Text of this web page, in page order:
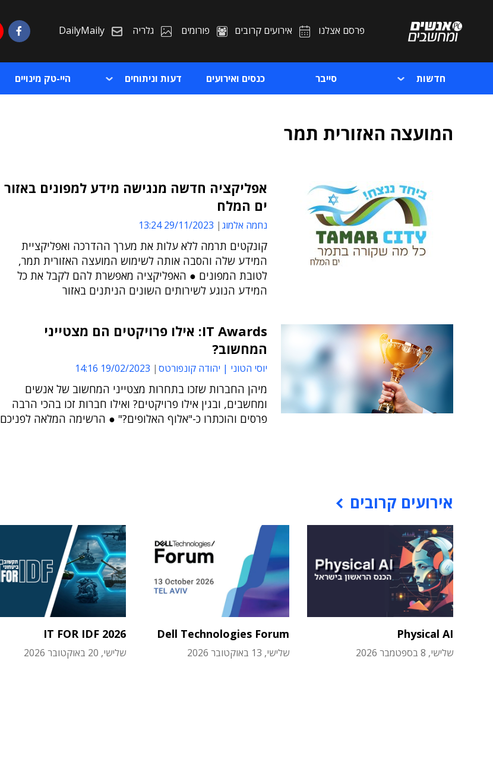
פרסם אצלנו אירועים קרובים פורומים גלריה DailyMaily
חדשות סייבר כנסים ואירועים דעות וניתוחים היי-טק מינויים
המועצה האזורית תמר
אפליקציה חדשה מנגישה מידע למפונים באזור
ים המלח
נחמה אלמוג 29/11/2023 13:24
קונקטים תרמה ללא עלות את מערך ההדרכה ואפליקציית
המידע שלה והסבה אותה לשימוש המועצה האזורית תמר,
לטובת המפונים ● האפליקציה מאפשרת להם לקבל את כל
המידע הנוגע לשירותים השונים הניתנים באזור
IT Awards: אילו פרויקטים הם מצטייני
המחשוב?
יוסי הטוני | יהודה קונפורטס 19/02/2023 14:16
מיהן החברות שזכו בתחרות מצטייני המחשוב של אנשים
ומחשבים, ובגין אילו פרויקטים? ואילו חברות זכו בהכי הרבה
פרסים והוכתרו כ-"אלוף האלופים?" ● הרשימה המלאה לפניכם
אירועים קרובים
Physical AI
שלישי, 8 בספטמבר 2026
Dell Technologies Forum
שלישי, 13 באוקטובר 2026
IT FOR IDF 2026
שלישי, 20 באוקטובר 2026